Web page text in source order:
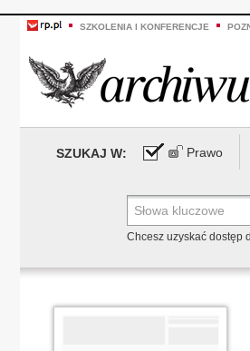
SZKOLENIA I KONFERENCJE
SZUKAJ W: Prawo
Chcesz uzyskać dostęp